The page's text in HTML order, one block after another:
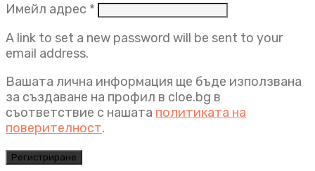
Имейл адрес * Задължително
A link to set a new password will be sent to your
email address.
Вашата лична информация ще бъде използвана
за създаване на профил в cloe.bg в
съответствие с нашата политиката на
поверителност.
Регистриране